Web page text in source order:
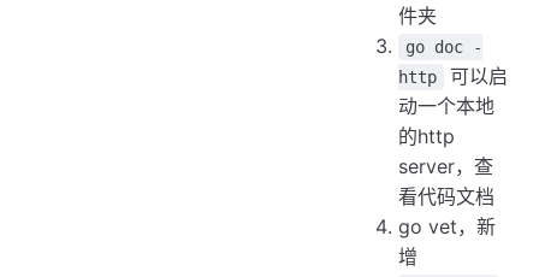
件夹
go doc -
http
可以启
动一个本地
的http
server，查
看代码文档
go vet，新
增